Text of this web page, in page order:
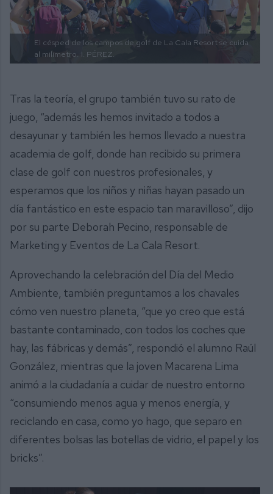
El césped de los campos de golf de La Cala Resort se cuida
al milímetro. I. PÉREZ.
Tras la teoría, el grupo también tuvo su rato de
juego, “además les hemos invitado a todos a
desayunar y también les hemos llevado a nuestra
academia de golf, donde han recibido su primera
clase de golf con nuestros profesionales, y
esperamos que los niños y niñas hayan pasado un
día fantástico en este espacio tan maravilloso”, dijo
por su parte Deborah Pecino, responsable de
Marketing y Eventos de La Cala Resort.
Aprovechando la celebración del Día del Medio
Ambiente, también preguntamos a los chavales
cómo ven nuestro planeta, “que yo creo que está
bastante contaminado, con todos los coches que
hay, las fábricas y demás”, respondió el alumno Raúl
González, mientras que la joven Macarena Lima
animó a la ciudadanía a cuidar de nuestro entorno
“consumiendo menos agua y menos energía, y
reciclando en casa, como yo hago, que separo en
diferentes bolsas las botellas de vidrio, el papel y los
bricks”.